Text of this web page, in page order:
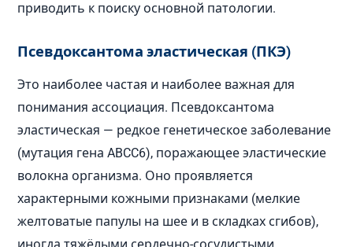
приводить к поиску основной патологии.
Псевдоксантома эластическая (ПКЭ)
Это наиболее частая и наиболее важная для
понимания ассоциация. Псевдоксантома
эластическая — редкое генетическое заболевание
(мутация гена ABCC6), поражающее эластические
волокна организма. Оно проявляется
характерными кожными признаками (мелкие
желтоватые папулы на шее и в складках сгибов),